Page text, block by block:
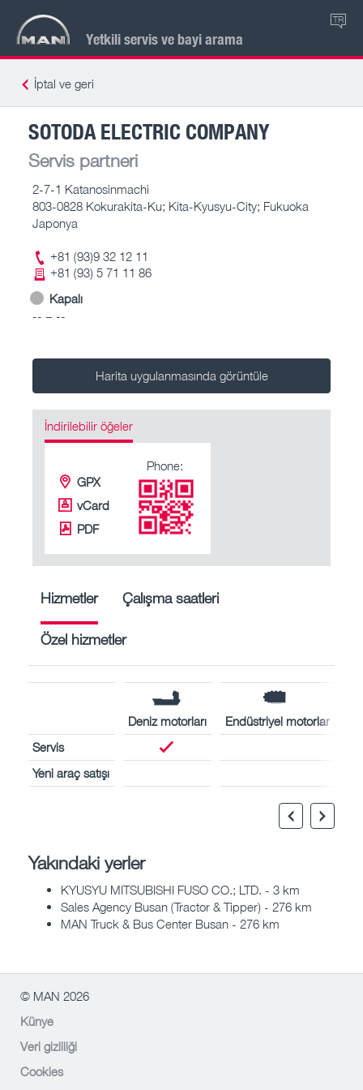
Yetkili servis ve bayi arama
TR
İptal ve geri
SOTODA ELECTRIC COMPANY
Servis partneri
2-7-1 Katanosinmachi
803-0828 Kokurakita-Ku; Kita-Kyusyu-City; Fukuoka
Japonya
+81 (93)9 32 12 11
+81 (93) 5 71 11 86
Kapalı
-- – --
Harita uygulanmasında görüntüle
İndirilebilir öğeler
GPX
vCard
PDF
Phone:
Hizmetler Çalışma saatleri
Özel hizmetler
Deniz motorları
Endüstriyel motorlar
Servis
Yeni araç satışı
Yakındaki yerler
KYUSYU MITSUBISHI FUSO CO.; LTD. - 3 km
Sales Agency Busan (Tractor & Tipper) - 276 km
MAN Truck & Bus Center Busan - 276 km
© MAN 2026
Künye
Veri gizliliği
Cookies